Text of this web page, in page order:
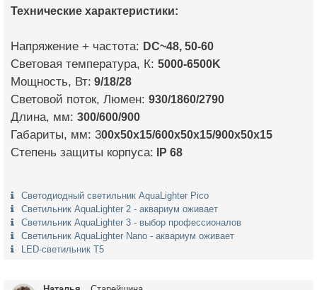
Технические характеристики:
Напряжение + частота: DC~48, 50-60
Световая температура, К: 5000-6500K
Мощность, Вт: 9/18/28
Световой поток, Люмен: 930/1860/2790
Длина, мм: 300/600/900
Габариты, мм: 300х50х15/600х50х15/900х50х15
Степень защиты корпуса: IP 68
Светодиодный светильник AquaLighter Pico
Светильник AquaLighter 2 - аквариум оживает
Светильник AquaLighter 3 - выбор профессионалов
Светильник AquaLighter Nano - аквариум оживает
LED-светильник Т5